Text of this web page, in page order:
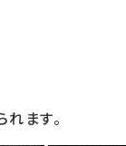
ます。